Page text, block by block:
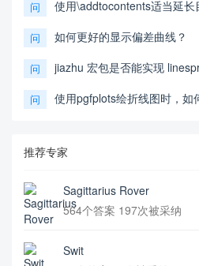
问 使用\addtocontents适当延
问 如何更好的显示偏差曲线？
问 jiazhu 宏包是否能实现
问 使用pgfplots绘折线图时，如
推荐专家
Sagittarius Rover
564个答案 197次被采纳
Swit